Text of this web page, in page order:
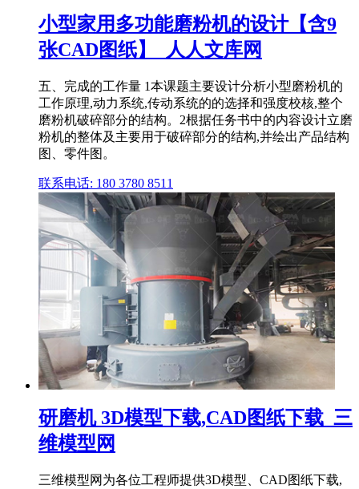
小型家用多功能磨粉机的设计【含9
张CAD图纸】_人人文库网
五、完成的工作量 1本课题主要设计分析小型磨粉机的
工作原理,动力系统,传动系统的的选择和强度校核,整个
磨粉机破碎部分的结构。2根据任务书中的内容设计立磨
粉机的整体及主要用于破碎部分的结构,并绘出产品结构
图、零件图。
联系电话: 180 3780 8511
研磨机 3D模型下载,CAD图纸下载_三
维模型网
三维模型网为各位工程师提供3D模型、CAD图纸下载,